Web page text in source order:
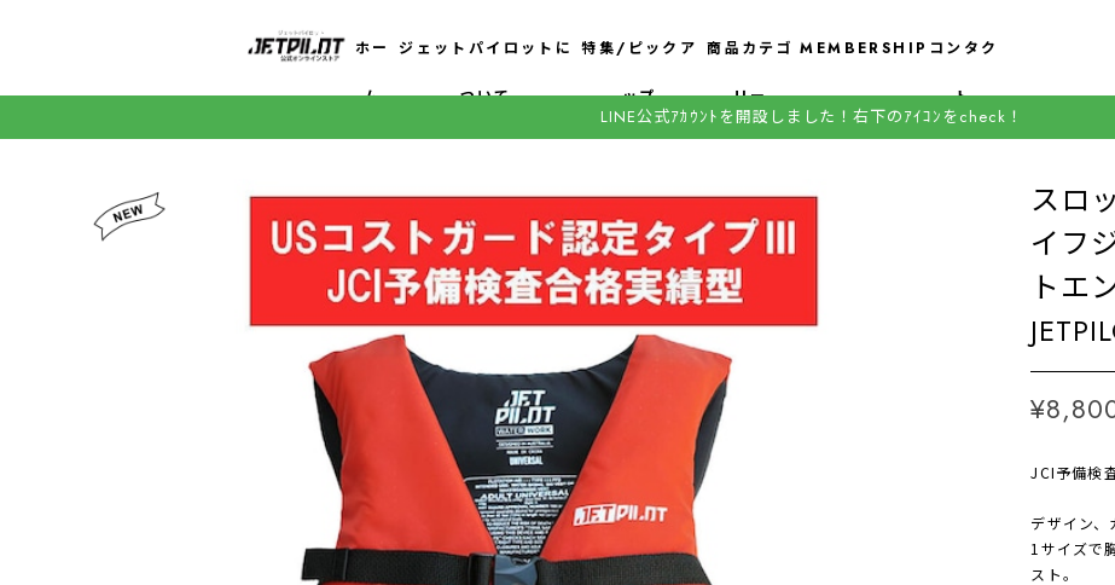
ホー
ム
ジェットパイロットに
ついて
特集/ピックア
ップ
商品カテゴ
リー
MEMBERSHIP コンタク
ト
LINE公式ｱｶｳﾝﾄを開設しました！右下のｱｲｺﾝをcheck！
スロ
イフ
トエ
JCI予備検
デザイン、
1サイズで
スト。